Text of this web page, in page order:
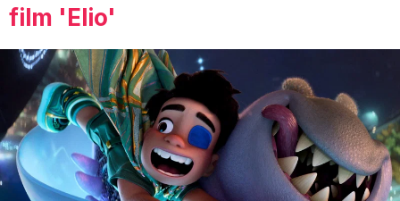
film 'Elio'